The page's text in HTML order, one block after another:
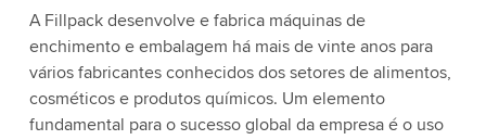
A Fillpack desenvolve e fabrica máquinas de
enchimento e embalagem há mais de vinte anos para
vários fabricantes conhecidos dos setores de alimentos,
cosméticos e produtos químicos. Um elemento
fundamental para o sucesso global da empresa é o uso